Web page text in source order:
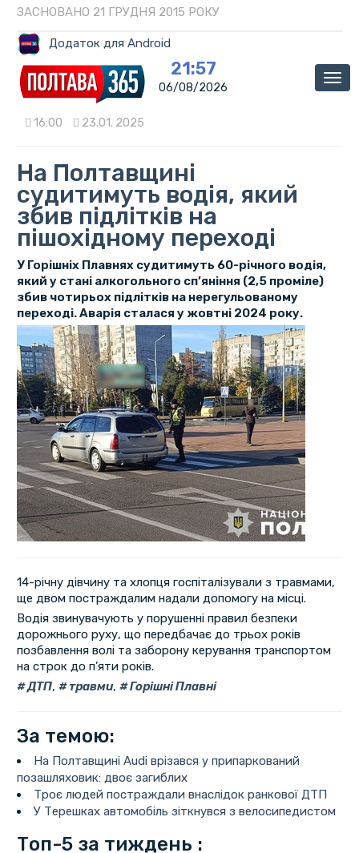
ЗАСНОВАНО 21 ГРУДНЯ 2015 РОКУ
Додаток для Android
21:57
06/08/2026
16:00 23.01. 2025
На Полтавщині
судитимуть водія, який
збив підлітків на
пішохідному переході
У Горішніх Плавнях судитимуть 60-річного водія,
який у стані алкогольного сп’яніння (2,5 проміле)
збив чотирьох підлітків на нерегульованому
переході. Аварія сталася у жовтні 2024 року.
14-річну дівчину та хлопця госпіталізували з травмами,
ще двом постраждалим надали допомогу на місці.
Водія звинувачують у порушенні правил безпеки
дорожнього руху, що передбачає до трьох років
позбавлення волі та заборону керування транспортом
на строк до п’яти років.
ДТП, травми, Горішні Плавні
За темою:
На Полтавщині Audi врізався у припаркований
позашляховик: двоє загиблих
Троє людей постраждали внаслідок ранкової ДТП
У Терешках автомобіль зіткнувся з велосипедистом
Топ-5 за тиждень :